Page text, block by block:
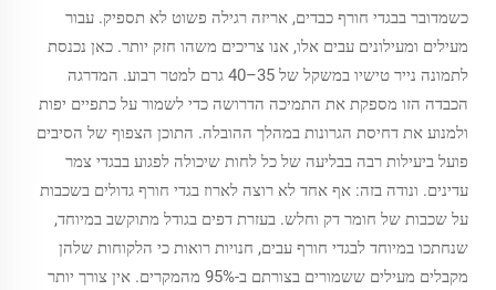
כשמדובר בבגדי חורף כבדים, אריזה רגילה פשוט לא תספיק. עבור
מעילים ומעילונים עבים אלו, אנו צריכים משהו חזק יותר. כאן נכנסת
לתמונה נייר טישיו במשקל של 35–40 גרם למטר רבוע. המדרגה
הכבדה הזו מספקת את התמיכה הדרושה כדי לשמור על כתפיים יפות
ולמנוע את דחיסת הגרונות במהלך ההובלה. התוכן הצפוף של הסיבים
פועל ביעילות רבה בבליעה של כל לחות שיכולה לפגוע בבגדי צמר
עדינים. ונודה בזה: אף אחד לא רוצה לארוז בגדי חורף גדולים בשכבות
על שכבות של חומר דק וחלש. בעזרת דפים בגודל מתוקשב במיוחד,
שנחתכו במיוחד לבגדי חורף עבים, חנויות רואות כי הלקוחות שלהן
מקבלים מעילים ששמורים בצורתם ב-95% מהמקרים. אין צורך יותר